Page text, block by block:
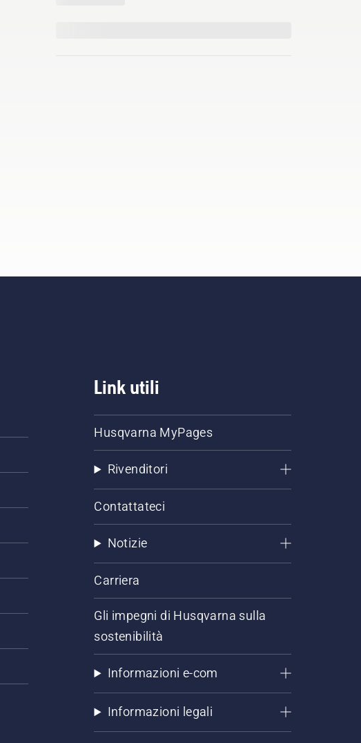
Link utili
Husqvarna MyPages
Rivenditori
Contattateci
Notizie
Carriera
Gli impegni di Husqvarna sulla
sostenibilità
Informazioni e-com
Informazioni legali